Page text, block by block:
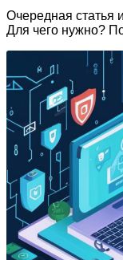
Очередная статья
Для чего нужно?